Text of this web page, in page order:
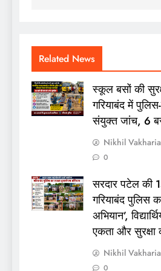
Related News
स्कूल बसों की
गरियाबंद में
संयुक्त जांच, 6
Nikhil Vakharia
0
सरदार पटेल की
गरियाबंद पुलिस
अभियान’,
एकता और
Nikhil Vakharia
0